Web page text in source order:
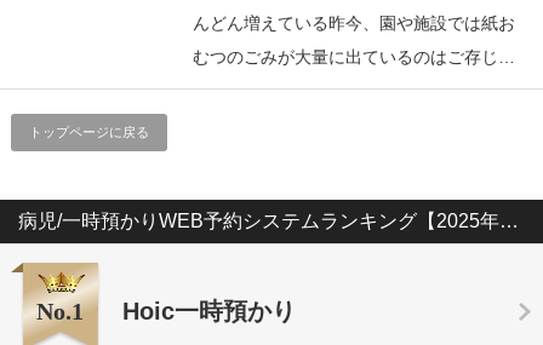
んどん増えている昨今、園や施設では紙お
むつのごみが大量に出ているのはご存じ…
トップページに戻る
病児/一時預かりWEB予約システムランキング【2025年版】
No.1 Hoic一時預かり